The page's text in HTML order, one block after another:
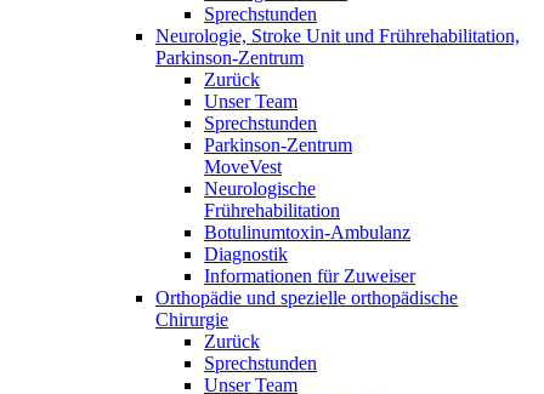
Sprechstunden
Neurologie, Stroke Unit und Frührehabilitation,
Parkinson-Zentrum
Zurück
Unser Team
Sprechstunden
Parkinson-Zentrum
MoveVest
Neurologische
Frührehabilitation
Botulinumtoxin-Ambulanz
Diagnostik
Informationen für Zuweiser
Orthopädie und spezielle orthopädische
Chirurgie
Zurück
Sprechstunden
Unser Team